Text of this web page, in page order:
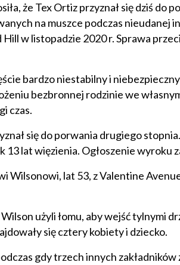
że Tex Ortiz przyznał się dziś do
na muszce podczas nieudanej
Hill w listopadzie 2020 r. Sprawa
bardzo niestabilny i niebezpieczny
bezbronnej rodzinie we
czas.
się do porwania drugiego
13 lat więzienia. Ogłoszenie wyroku
Wilsonowi, lat 53, z Valentine
użyli łomu, aby wejść tylnymi
się cztery kobiety i dziecko.
gdy trzech innych zakładników